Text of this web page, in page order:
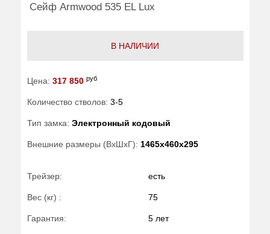
Сейф Armwood 535 EL Lux
В НАЛИЧИИ
Цена: 317 850 руб
Количество стволов: 3-5
Тип замка: Электронный кодовый
Внешние размеры (ВхШхГ): 1465x460x295
Трейзер: есть
Вес (кг) : 75
Гарантия: 5 лет